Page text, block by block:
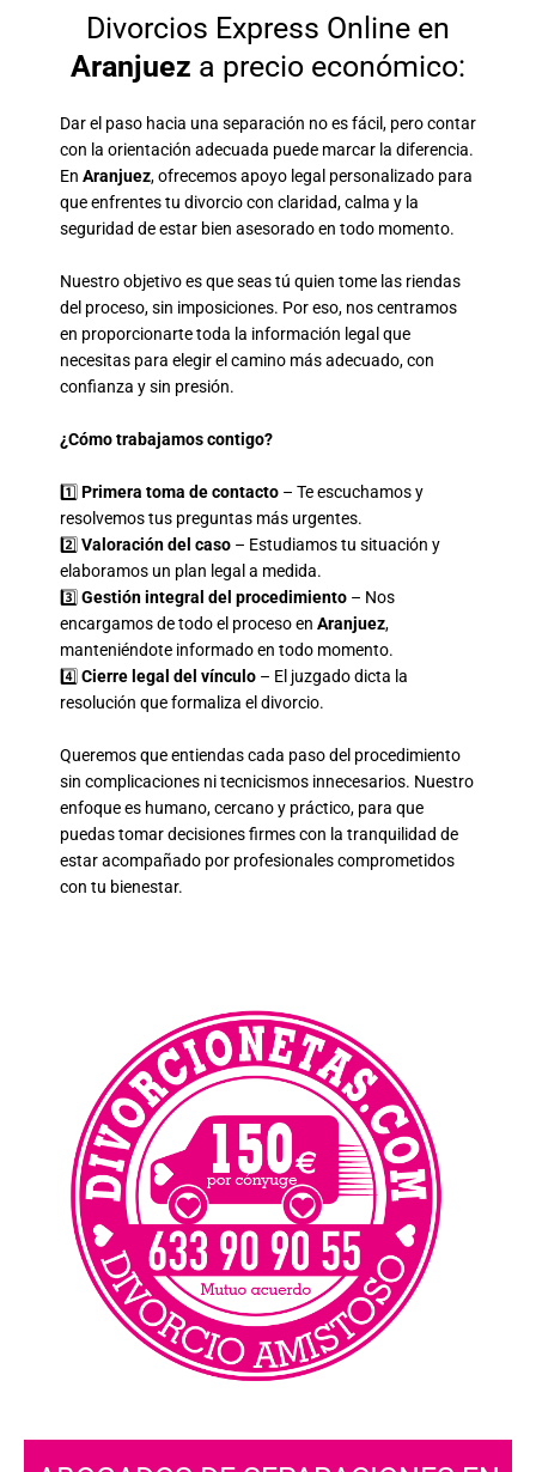
Divorcios Express Online en
Aranjuez a precio económico:
Dar el paso hacia una separación no es fácil, pero contar
con la orientación adecuada puede marcar la diferencia.
En Aranjuez, ofrecemos apoyo legal personalizado para
que enfrentes tu divorcio con claridad, calma y la
seguridad de estar bien asesorado en todo momento.
Nuestro objetivo es que seas tú quien tome las riendas
del proceso, sin imposiciones. Por eso, nos centramos
en proporcionarte toda la información legal que
necesitas para elegir el camino más adecuado, con
confianza y sin presión.
¿Cómo trabajamos contigo?
1️⃣ Primera toma de contacto – Te escuchamos y
resolvemos tus preguntas más urgentes.
2️⃣ Valoración del caso – Estudiamos tu situación y
elaboramos un plan legal a medida.
3️⃣ Gestión integral del procedimiento – Nos
encargamos de todo el proceso en Aranjuez,
manteniéndote informado en todo momento.
4️⃣ Cierre legal del vínculo – El juzgado dicta la
resolución que formaliza el divorcio.
Queremos que entiendas cada paso del procedimiento
sin complicaciones ni tecnicismos innecesarios. Nuestro
enfoque es humano, cercano y práctico, para que
puedas tomar decisiones firmes con la tranquilidad de
estar acompañado por profesionales comprometidos
con tu bienestar.